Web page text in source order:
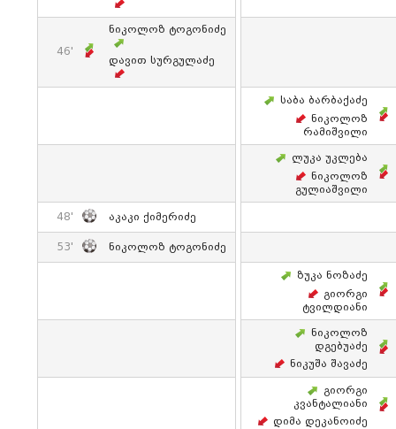
46'
Ნიკოლოზ Ტოგონიძე
Დავით Სურგულაძე
Საბა Ბარბაქაძე
Ნიკოლოზ
Რამიშვილი
Ლუკა Უკლება
Ნიკოლოზ
Გულიაშვილი
48' Აკაკი Ქიმერიძე
53' Ნიკოლოზ Ტოგონიძე
Ზუკა Ნოზაძე
Გიორგი
Ტვილდიანი
Ნიკოლოზ
Დგებუაძე
Ნიკუშა Შავაძე
Გიორგი
Კვანტალიანი
Დიმა Დეკანოიძე